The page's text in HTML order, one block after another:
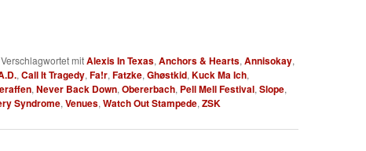
Verschlagwortet mitAlexis In Texas, Anchors & Hearts, Annisokay,
, Call It Tragedy, Fa!r, Fatzke, Ghøstkid, Kuck Ma Ich,
, Never Back Down, Obererbach, Pell Mell Festival, Slope,
Syndrome, Venues, Watch Out Stampede, ZSK